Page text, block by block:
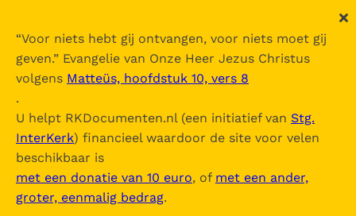
“Voor niets hebt gij ontvangen, voor niets moet gij
geven.” Evangelie van Onze Heer Jezus Christus
volgens Matteüs, hoofdstuk 10, vers 8
.
U helpt RKDocumenten.nl (een initiatief van Stg.
InterKerk) financieel waardoor de site voor velen
beschikbaar is
met een donatie van 10 euro, of met een ander,
groter, eenmalig bedrag.
Nova Vulgata
Inhoudsopgave
uitklappen
- Vetus Testamentum